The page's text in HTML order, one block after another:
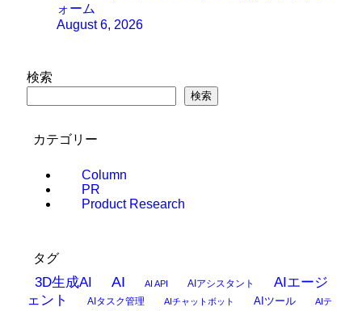
ォーム
August 6, 2026
検索
検索
カテゴリー
Column
PR
Product Research
タグ
3D生成AI AI AI API AIアシスタント
AIエージ
ェント
AIタスク管理 AIチャットボット AIツール
AIテ